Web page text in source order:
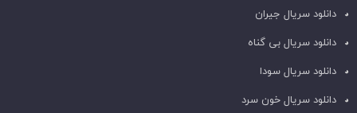
دانلود سریال جیران
دانلود سریال بی گناه
دانلود سریال سودا
دانلود سریال خون سرد